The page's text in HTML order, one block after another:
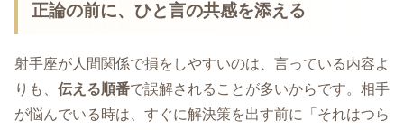
正論の前に、ひと言の共感を添える
射手座が人間関係で損をしやすいのは、言っている内容よ
りも、 伝える順番で誤解されることが多いからです。相手
が悩んでいる時は、すぐに解決策を出す前に「それはつら